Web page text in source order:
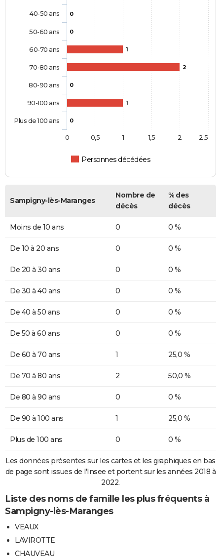
0
0
1
2
0
1
0
Personnes décédées
40-50 ans
50-60 ans
60-70 ans
70-80 ans
80-90 ans
90-100 ans
Plus de 100 ans
0 0,5 1 1,5 2 2,5
Sampigny-lès-Maranges
Nombre de
décès
% des
décès
Moins de 10 ans 0 0 %
De 10 à 20 ans 0 0 %
De 20 à 30 ans 0 0 %
De 30 à 40 ans 0 0 %
De 40 à 50 ans 0 0 %
De 50 à 60 ans 0 0 %
De 60 à 70 ans 1 25,0 %
De 70 à 80 ans 2 50,0 %
De 80 à 90 ans 0 0 %
De 90 à 100 ans 1 25,0 %
Plus de 100 ans 0 0 %
Les données présentes sur les cartes et les graphiques en bas
de page sont issues de l'Insee et portent sur les années 2018 à
2022.
Liste des noms de famille les plus fréquents à
Sampigny-lès-Maranges
VEAUX
LAVIROTTE
CHAUVEAU